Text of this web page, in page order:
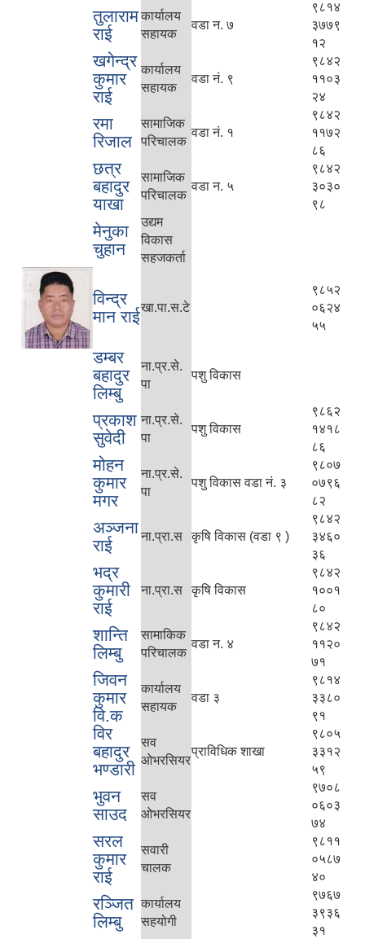
तुलाराम
राई
कार्यालय
सहायक
वडा न. ७
९८१४
३७७९
१२
खगेन्द्र
कुमार
राई
कार्यालय
सहायक
वडा नं. ९
९८४२
११०३
२४
रमा
रिजाल
सामाजिक
परिचालक
वडा नं. १
९८४२
११७२
८६
छत्र
बहादुर
याखा
सामाजिक
परिचालक
वडा न. ५
९८४२
३०३०
९८
मेनुका
चुहान
उद्यम
विकास
सहजकर्ता
विन्द्र
मान राईखा.पा.स.टे
९८५२
०६२४
५५
डम्बर
बहादुर
लिम्बु
ना.प्र.से.
पा
पशु विकास
प्रकाश
सुवेदी
ना.प्र.से.
पा
पशु विकास
९८६२
१४१८
८६
मोहन
कुमार
मगर
ना.प्र.से.
पा
पशु विकास वडा नं. ३
९८०७
०७९६
८२
अञ्जना
राई
ना.प्रा.स कृषि विकास (वडा ९ )
९८४२
३४६०
३६
भद्र
कुमारी
राई
ना.प्रा.स कृषि विकास
९८४२
१००१
८०
शान्ति
लिम्बु
सामाकिक
परिचालक
वडा न. ४
९८४२
११२०
७१
जिवन
कुमार
वि.क
कार्यालय
सहायक
वडा ३
९८१४
३३८०
९१
विर
बहादुर
भण्डारी
सव
ओभरसियर
प्राविधिक शाखा
९८०५
३३१२
५९
भुवन
साउद
सव
ओभरसियर
९७०८
०६०३
७४
सरल
कुमार
राई
सवारी
चालक
९८११
०५८७
४०
रञ्जित
लिम्बु
कार्यालय
सहयोगी
९७६७
३९३६
३१